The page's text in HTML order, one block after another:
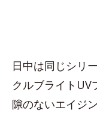
日中は同じシリ
クルブライトUV
隙のないエイジ